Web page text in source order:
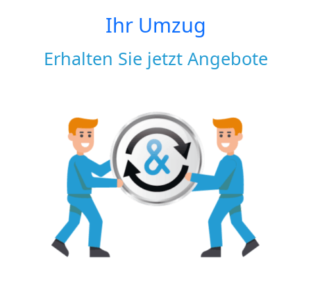
Ihr Umzug
Erhalten Sie jetzt Angebote